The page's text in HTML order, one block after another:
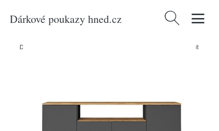
Dárkové poukazy hned.cz Vyhledávání
Domů Skříňka Frau Atlantic Pine and Anthracit